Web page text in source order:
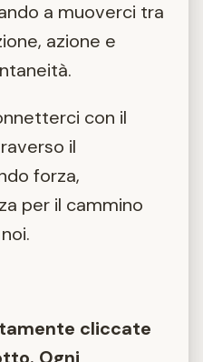
a muoverci tra
azione e
con il
il
forza,
per il cammino
cliccate